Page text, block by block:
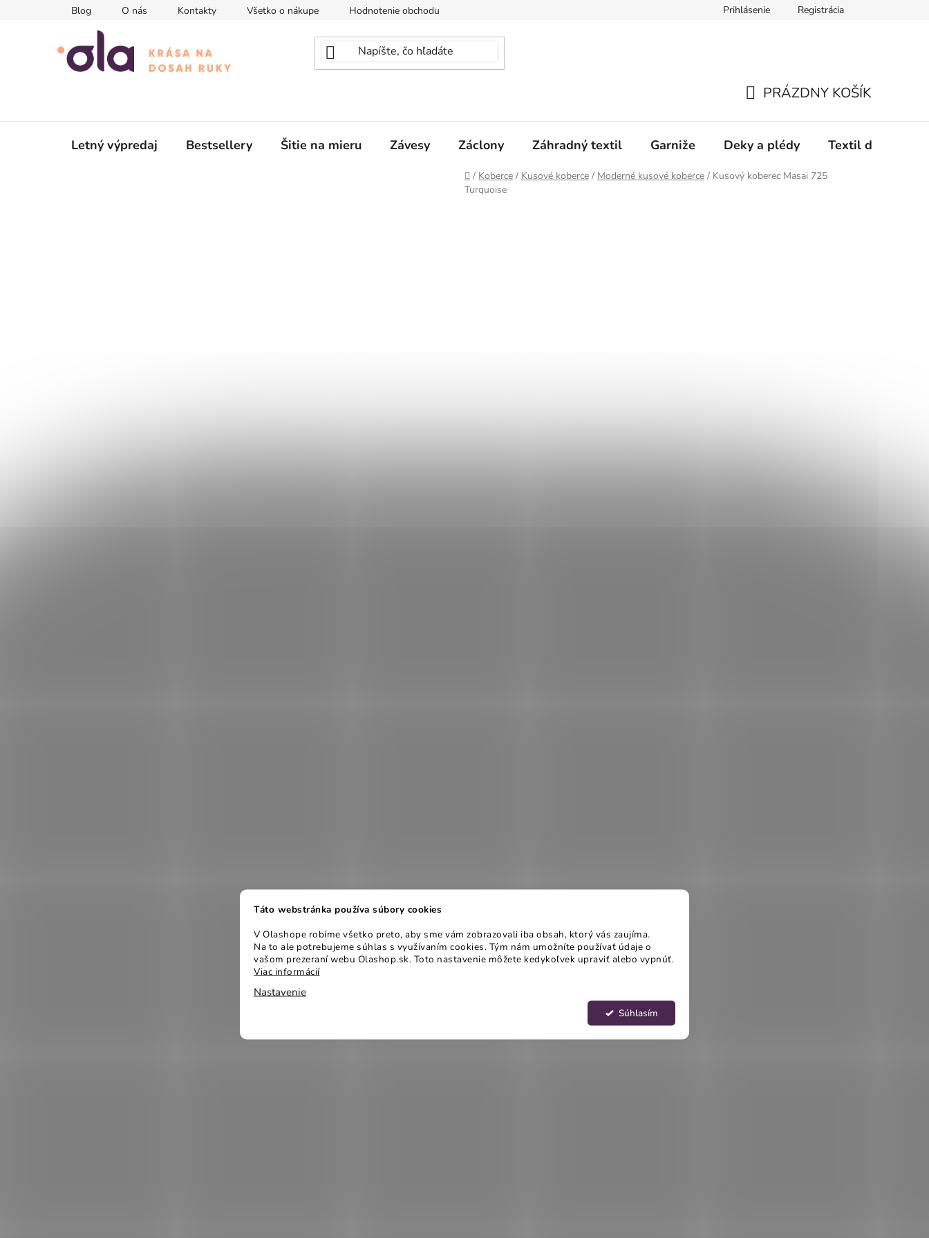
Táto webstránka používa súbory cookies
V Olashope robíme všetko preto, aby sme vám zobrazovali iba obsah, ktorý vás zaujíma.
Na to ale potrebujeme súhlas s využívaním cookies. Tým nám umožníte používať údaje o
vašom prezeraní webu Olashop.sk. Toto nastavenie môžete kedykoľvek upraviť alebo vypnúť.
Viac informácií
Nastavenie
Súhlasím
Blog O nás Kontakty Všetko o nákupe Hodnotenie obchodu Prihlásenie Registrácia
KOŠÍK
PRÁZDNY KOŠÍK
Letný výpredaj Bestsellery Šitie na mieru Závesy Záclony Záhradný textil Garniže Deky a plédy Textil do spálne
Domov
/ Koberce / Kusové koberce / Moderné kusové koberce / Kusový koberec Masai 725
Turquoise